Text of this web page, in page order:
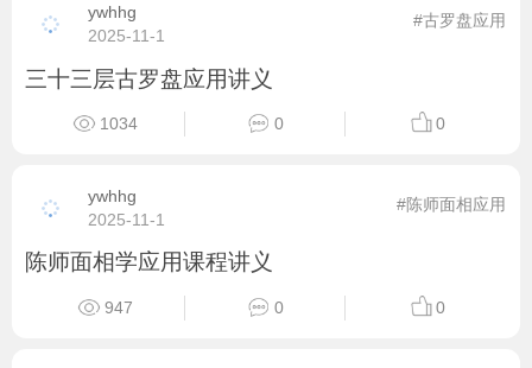
ywhhg
2025-11-1
#古罗盘应用
三十三层古罗盘应用讲义
1034 0 0
ywhhg
2025-11-1
#陈师面相应用
陈师面相学应用课程讲义
947 0 0